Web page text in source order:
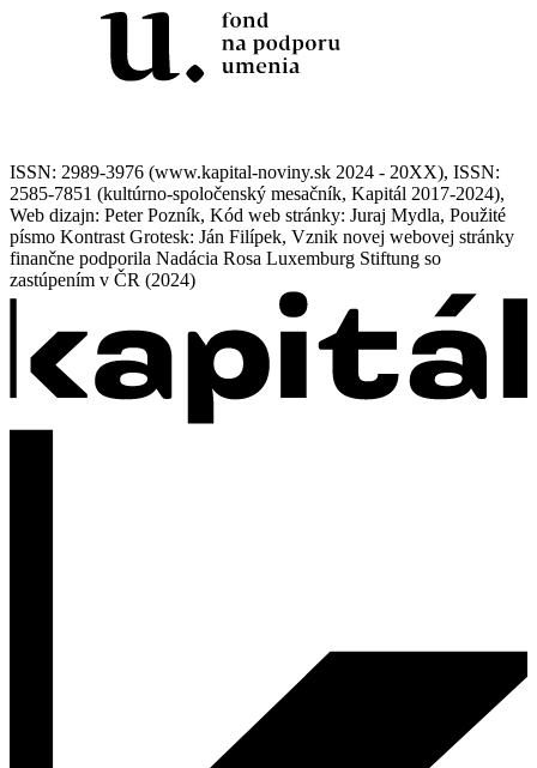
ISSN: 2989-3976 (www.kapital-noviny.sk 2024 - 20XX), ISSN:
2585-7851 (kultúrno-spoločenský mesačník, Kapitál 2017-2024),
Web dizajn: Peter Pozník, Kód web stránky: Juraj Mydla, Použité
písmo Kontrast Grotesk: Ján Filípek, Vznik novej webovej stránky
finančne podporila Nadácia Rosa Luxemburg Stiftung so
zastúpením v ČR (2024)